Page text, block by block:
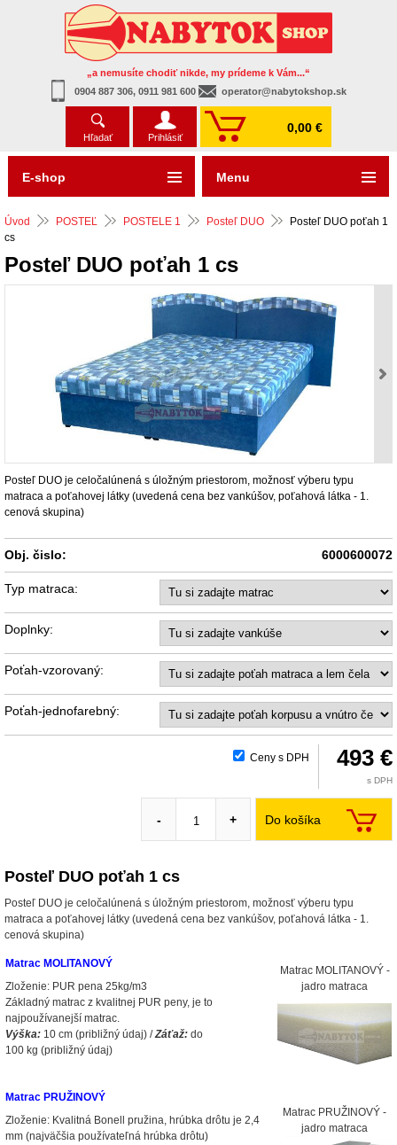
„a nemusíte chodiť nikde, my prídeme k Vám...“
0904 887 306, 0911 981 600
operator@nabytokshop.sk
Hľadať Prihlásiť
0,00 €
Úvod POSTEĽ POSTELE 1 Posteľ DUO
Posteľ DUO poťah 1
cs
Posteľ DUO poťah 1 cs
Posteľ DUO je celočalúnená s úložným priestorom, možnosť výberu typu
matraca a poťahovej látky (uvedená cena bez vankúšov, poťahová látka - 1.
cenová skupina)
Obj. čislo: 6000600072
Typ matraca:
Doplnky:
Poťah-vzorovaný:
Poťah-jednofarebný:
Ceny s DPH 493 €
s DPH
Do košíka
- +
Posteľ DUO poťah 1 cs
Posteľ DUO je celočalúnená s úložným priestorom, možnosť výberu typu
matraca a poťahovej látky (uvedená cena bez vankúšov, poťahová látka - 1.
cenová skupina)
Matrac MOLITANOVÝ
Zloženie: PUR pena 25kg/m3
Základný matrac z kvalitnej PUR peny, je to
najpoužívanejší matrac.
Výška: 10 cm (približný údaj) /Záťaž: do
100 kg (približný údaj)
Matrac MOLITANOVÝ -
jadro matraca
Matrac PRUŽINOVÝ
Zloženie: Kvalitná Bonell pružina, hrúbka drôtu je 2,4
mm (najväčšia používateľná hrúbka drôtu)
Matrac PRUŽINOVÝ -
jadro matraca
E-shop Menu